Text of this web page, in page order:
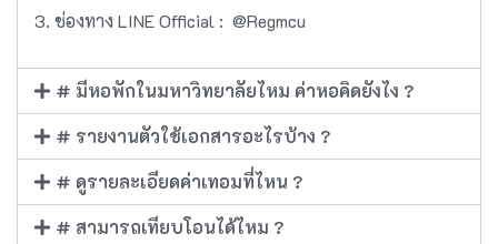
ช่องทาง LINE Official : @Regmcu
# มีหอพักในมหาวิทยาลัยไหม ค่าหอคิดยังไง ?
# รายงานตัวใช้เอกสารอะไรบ้าง ?
# ดูรายละเอียดค่าเทอมที่ไหน ?
# สามารถเทียบโอนได้ไหม ?